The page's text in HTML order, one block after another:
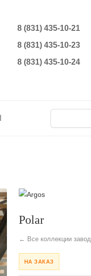
8 (831) 435-10-21
8 (831) 435-10-23
8 (831) 435-10-24
Polar
← Все коллекции
НА ЗАКАЗ